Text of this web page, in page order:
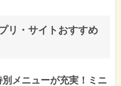
リ・サイトおすすめ
メニューが充実！ミニ